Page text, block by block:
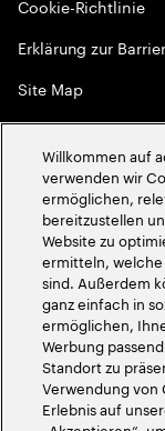
Cookie-Richtlinie
Erklärung zur
Site Map
Globale
2026Accenture.
Willkommen auf
verwenden wir
ermöglichen,
bereitzustellen
Website zu
ermitteln,
sind. Außerdem
ganz einfach in
ermöglichen,
Werbung
Standort zu
Verwendung von
Erlebnis auf